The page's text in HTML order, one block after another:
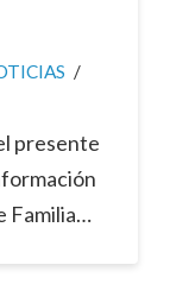
presente
Familia…